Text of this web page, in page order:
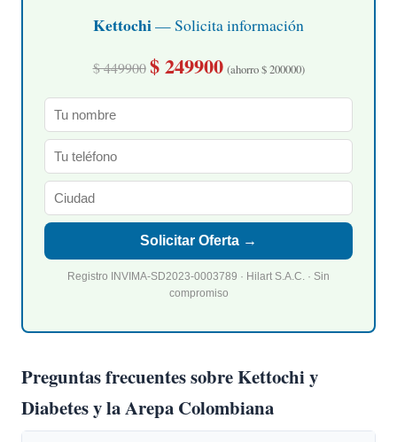
Kettochi— Solicita información
$ 449900 $ 249900 (ahorro $ 200000)
Solicitar Oferta →
Registro INVIMA-SD2023-0003789 · Hilart S.A.C. · Sin
compromiso
Preguntas frecuentes sobre Kettochi y
Diabetes y la Arepa Colombiana